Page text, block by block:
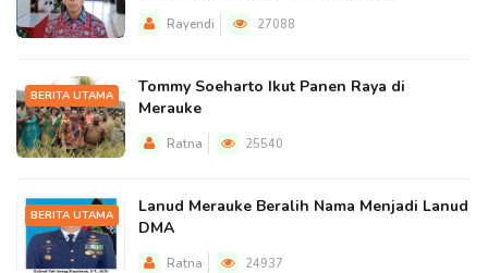
Rayendi 27088
BERITA UTAMA
Tommy Soeharto Ikut Panen Raya di
Merauke
Ratna 25540
BERITA UTAMA
Lanud Merauke Beralih Nama Menjadi Lanud
DMA
Ratna 24937